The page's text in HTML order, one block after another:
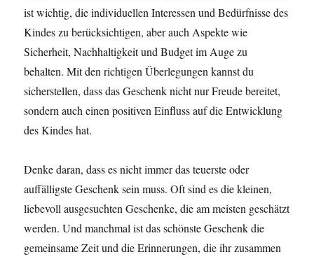
ist wichtig, die individuellen Interessen und Bedürfnisse des
Kindes zu berücksichtigen, aber auch Aspekte wie
Sicherheit, Nachhaltigkeit und Budget im Auge zu
behalten. Mit den richtigen Überlegungen kannst du
sicherstellen, dass das Geschenk nicht nur Freude bereitet,
sondern auch einen positiven Einfluss auf die Entwicklung
des Kindes hat.
Denke daran, dass es nicht immer das teuerste oder
auffälligste Geschenk sein muss. Oft sind es die kleinen,
liebevoll ausgesuchten Geschenke, die am meisten geschätzt
werden. Und manchmal ist das schönste Geschenk die
gemeinsame Zeit und die Erinnerungen, die ihr zusammen